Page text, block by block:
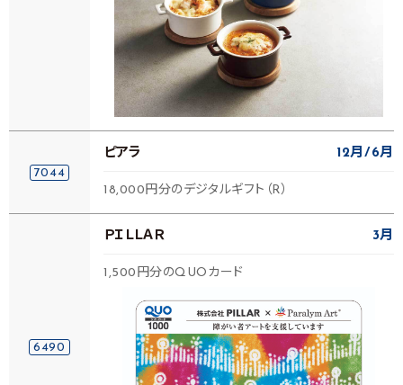
7044
ピアラ 12月 6月
18,000円分のデジタルギフト（R）
6490
ＰＩＬＬＡＲ 3月
1,500円分のQUOカード